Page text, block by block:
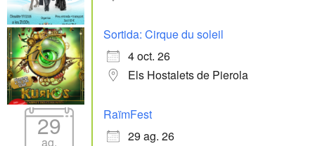
Sortida: Cirque du soleil
4 oct. 26
Els Hostalets de Pierola
29
ag.
RaïmFest
29 ag. 26